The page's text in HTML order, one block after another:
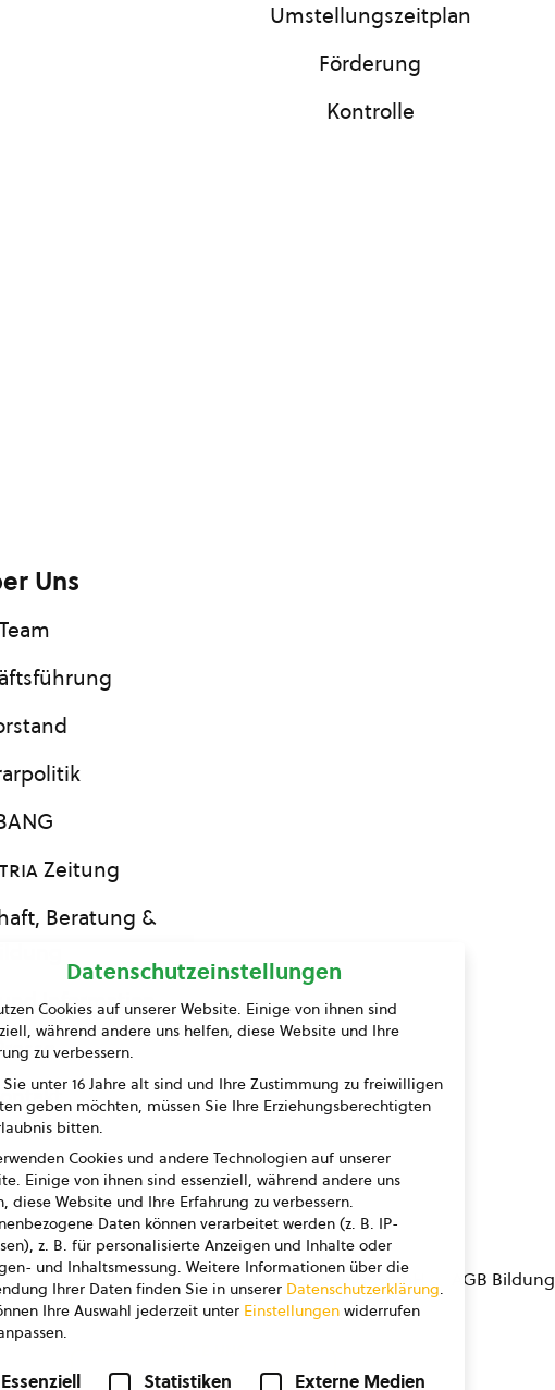
Umstellungszeitplan
Förderung
Kontrolle
Uns
Team
Zeitung
Beratung &
Information
Datenschutz AGB AGB Marketing GmbH AGB Bildung
Datenschutzeinstellungen
Cookies auf unserer Website. Einige von ihnen sind
während andere uns helfen, diese Website und Ihre
zu verbessern.
Sie unter 16 Jahre alt sind und Ihre Zustimmung zu freiwilligen
geben möchten, müssen Sie Ihre Erziehungsberechtigten
bitten.
Cookies und andere Technologien auf unserer
Einige von ihnen sind essenziell, während andere uns
diese Website und Ihre Erfahrung zu verbessern.
Daten können verarbeitet werden (z. B. IP-
z. B. für personalisierte Anzeigen und Inhalte oder
und Inhaltsmessung. Weitere Informationen über die
Ihrer Daten finden Sie in unserer Datenschutzerklärung.
Ihre Auswahl jederzeit unter Einstellungen widerrufen
Essenziell Statistiken Externe Medien